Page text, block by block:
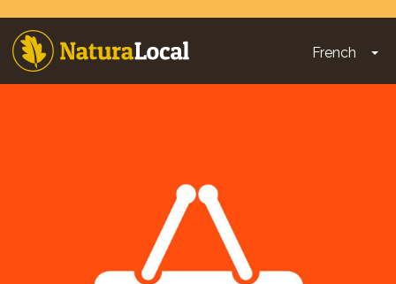
French
Main